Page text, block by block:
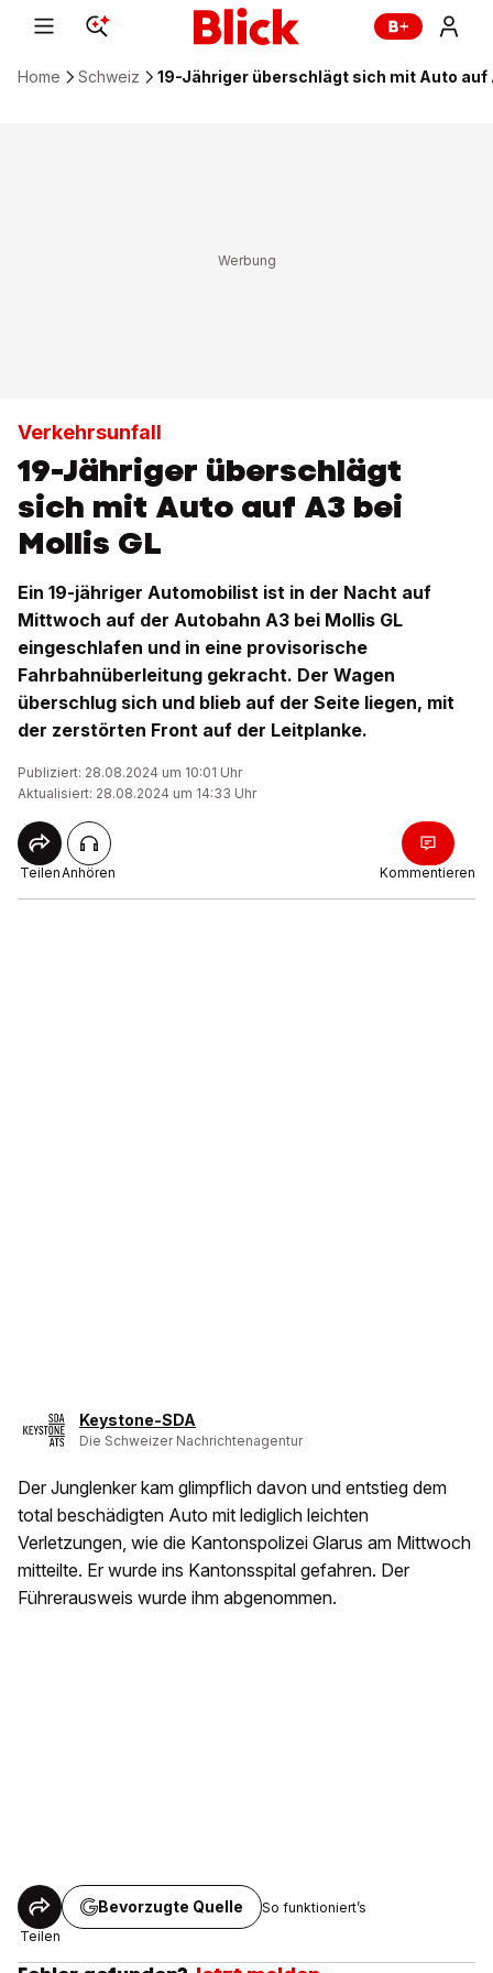
Home Schweiz 19-Jähriger überschlägt sich mit Auto auf
Verkehrsunfall
19-Jähriger überschlägt
sich mit Auto auf A3 bei
Mollis GL
Ein 19-jähriger Automobilist ist in der Nacht auf
Mittwoch auf der Autobahn A3 bei Mollis GL
eingeschlafen und in eine provisorische
Fahrbahnüberleitung gekracht. Der Wagen
überschlug sich und blieb auf der Seite liegen, mit
der zerstörten Front auf der Leitplanke.
Publiziert: 28.08.2024 um 10:01 Uhr
Aktualisiert: 28.08.2024 um 14:33 Uhr
TeilenAnhören Kommentieren
Keystone-SDA
Die Schweizer Nachrichtenagentur
Der Junglenker kam glimpflich davon und entstieg dem
total beschädigten Auto mit lediglich leichten
Verletzungen, wie die Kantonspolizei Glarus am Mittwoch
mitteilte. Er wurde ins Kantonsspital gefahren. Der
Führerausweis wurde ihm abgenommen.
Teilen
Bevorzugte Quelle So funktioniert’s